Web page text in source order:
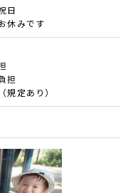
日
休みです
担
定あり）